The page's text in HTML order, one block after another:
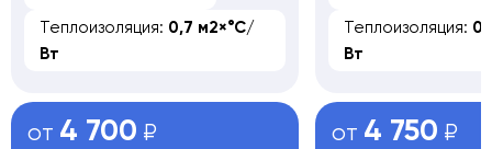
Теплоизоляция: 0,7 м2×°С/
Вт
от 4 700 ₽
Теплоизоляция:
Вт
от 4 750 ₽